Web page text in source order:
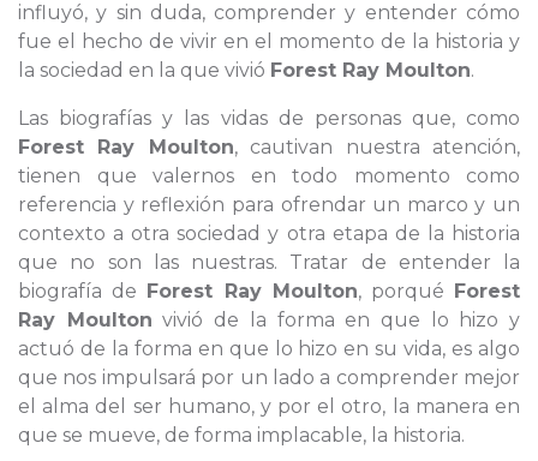
influyó, y sin duda, comprender y entender cómo
fue el hecho de vivir en el momento de la historia y
la sociedad en la que vivió Forest Ray Moulton.
Las biografías y las vidas de personas que, como
Forest Ray Moulton, cautivan nuestra atención,
tienen que valernos en todo momento como
referencia y reflexión para ofrendar un marco y un
contexto a otra sociedad y otra etapa de la historia
que no son las nuestras. Tratar de entender la
biografía de Forest Ray Moulton, porqué Forest
Ray Moulton vivió de la forma en que lo hizo y
actuó de la forma en que lo hizo en su vida, es algo
que nos impulsará por un lado a comprender mejor
el alma del ser humano, y por el otro, la manera en
que se mueve, de forma implacable, la historia.